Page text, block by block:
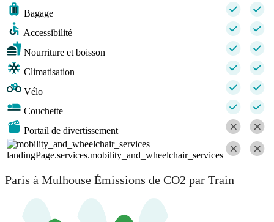
Bagage
Accessibilité
Nourriture et boisson
Climatisation
Vélo
Couchette
Portail de divertissement
landingPage.services.mobility_and_wheelchair_services
Paris à Mulhouse Émissions de CO2 par Train